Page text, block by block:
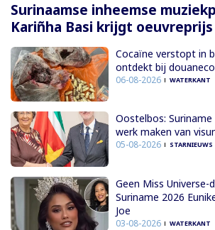
Surinaamse inheemse
Kariñha Basi krijgt
Cocaïne verstopt in
ontdekt bij
06-08-2026 WATERKANT
Oostelbos:
werk maken van
05-08-2026 STARNIEUWS
Geen Miss
Suriname 2026
Joe
03-08-2026 WATERKANT